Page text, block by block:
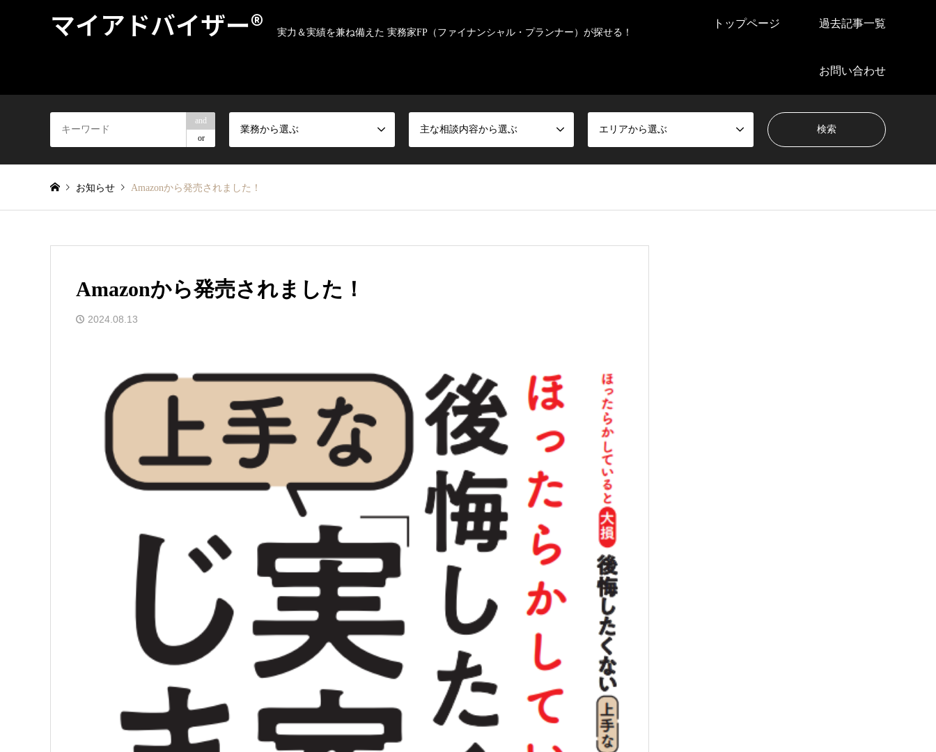
マイアドバイザー® 実力＆実績を兼ね備えた 実務家FP（ファイナンシャル・プランナー）が探せる！
トップページ 過去記事一覧
お問い合わせ
and
or
業務から選ぶ 主な相談内容から選ぶ エリアから選ぶ
お知らせ Amazonから発売されました！
Amazonから発売されました！
2024.08.13